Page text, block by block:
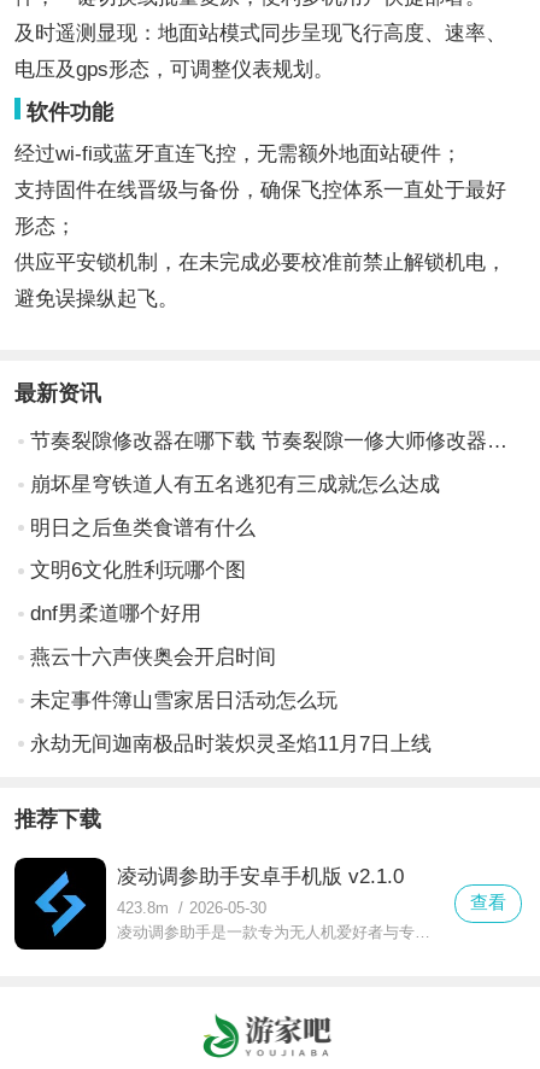
及时遥测显现：地面站模式同步呈现飞行高度、速率、
电压及gps形态，可调整仪表规划。
软件功能
经过wi-fi或蓝牙直连飞控，无需额外地面站硬件；
支持固件在线晋级与备份，确保飞控体系一直处于最好
形态；
供应平安锁机制，在未完成必要校准前禁止解锁机电，
避免误操纵起飞。
最新资讯
节奏裂隙修改器在哪下载 节奏裂隙一修大师修改器下载地址
崩坏星穹铁道人有五名逃犯有三成就怎么达成
明日之后鱼类食谱有什么
文明6文化胜利玩哪个图
dnf男柔道哪个好用
燕云十六声侠奥会开启时间
未定事件簿山雪家居日活动怎么玩
永劫无间迦南极品时装炽灵圣焰11月7日上线
推荐下载
凌动调参助手安卓手机版 v2.1.0
423.8m / 2026-05-30
凌动调参助手是一款专为无人机爱好者与专业飞手设计的移动端参数配置工具，通过无线连接实现对飞控系统、电调、图传及各类传感器的精细化调试与实时监控，帮助用户高效完成飞行前校准、性能优化与故障排查。
查看